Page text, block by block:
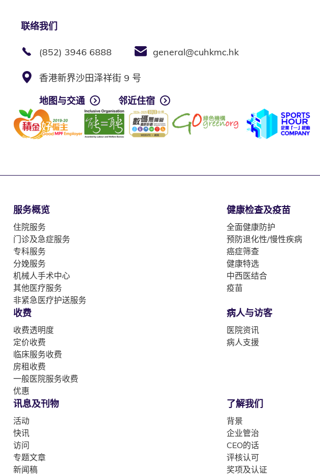
联络我们
(852) 3946 6888 general@cuhkmc.hk
香港新界沙田泽祥街 9 号
地图与交通
邻近住宿
服务概览
住院服务
门诊及急症服务
专科服务
分娩服务
机械人手术中心
其他医疗服务
非紧急医疗护送服务
健康检查及疫苗
全面健康防护
预防退化性/慢性疾病
癌症筛查
健康特选
中西医结合
疫苗
收费
收费透明度
定价收费
临床服务收费
房租收费
一般医院服务收费
优惠
病人与访客
医院资讯
病人支援
讯息及刊物
活动
快讯
访问
专题文章
新闻稿
了解我们
背景
企业管治
CEO的话
评核认可
奖项及认证